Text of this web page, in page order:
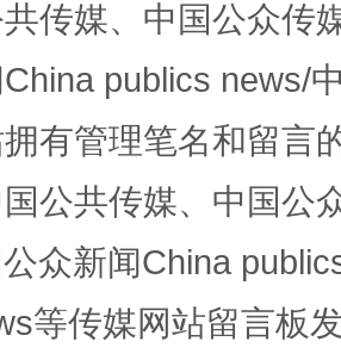
传媒、中国公众传
publics news/
有管理笔名和留言
公共传媒、中国公
众新闻China
等传媒网站留言板